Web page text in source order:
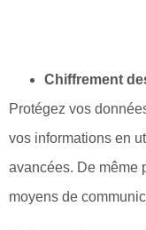
Chiffrement
Protégez vos
vos informations en
avancées. De même
moyens de